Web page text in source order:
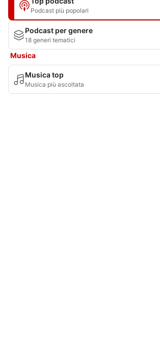
Podcast più popolari
Podcast per genere
18 generi tematici
Musica
Musica top
Musica più ascoltata